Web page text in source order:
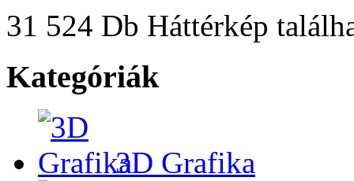
31 524 Db Háttérkép
Kategóriák
3D Grafika